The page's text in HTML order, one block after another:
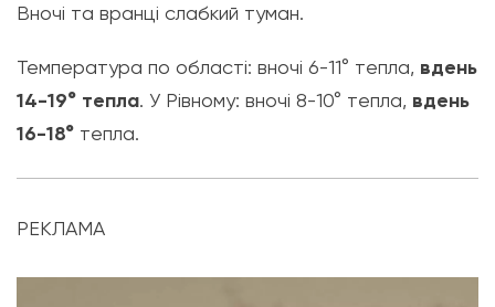
Вночі та вранці слабкий туман.
Температура по області: вночі 6-11° тепла, вдень
14-19° тепла. У Рівному: вночі 8-10° тепла, вдень
16-18° тепла.
РЕКЛАМА